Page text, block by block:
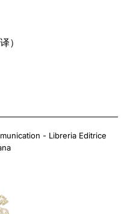
）
- Libreria Editrice